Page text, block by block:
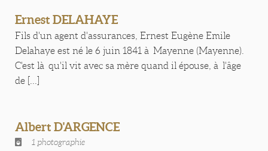
Ernest DELAHAYE
Fils d'un agent d'assurances, Ernest Eugène Emile
Delahaye est né le 6 juin 1841 à Mayenne (Mayenne).
C'est là qu'il vit avec sa mère quand il épouse, à l'âge
de [...]
Albert D'ARGENCE
1 photographie